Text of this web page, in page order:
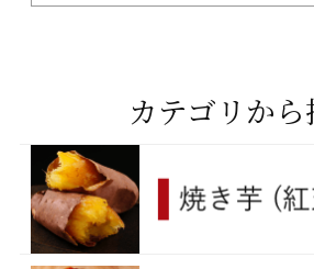
カテゴリから